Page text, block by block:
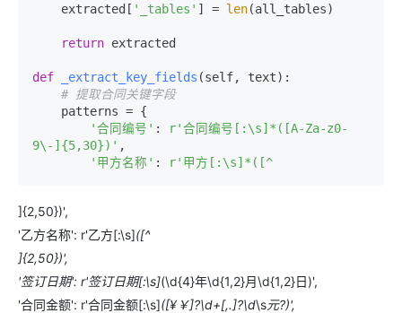
    extracted[
'_tables' ] = len(all_tables)
return extracted
def _extract_key_fields (self, text):
# 提取合同关键字段
'合同编号' :
r'合同编号[:\s]*([A-Za-z0-
9\-]{5,30})' ,
'甲方名称' :
]{2,50})',
'乙方名称': r'乙方[:\s]([^
]{2,50})',
'签订日期': r'签订日期[:\s](\d{4}年\d{1,2}月\d{1,2}日)',
'合同金额': r'合同金额[:\s]([¥￥]?\d+[,.]?\d\s元?)',